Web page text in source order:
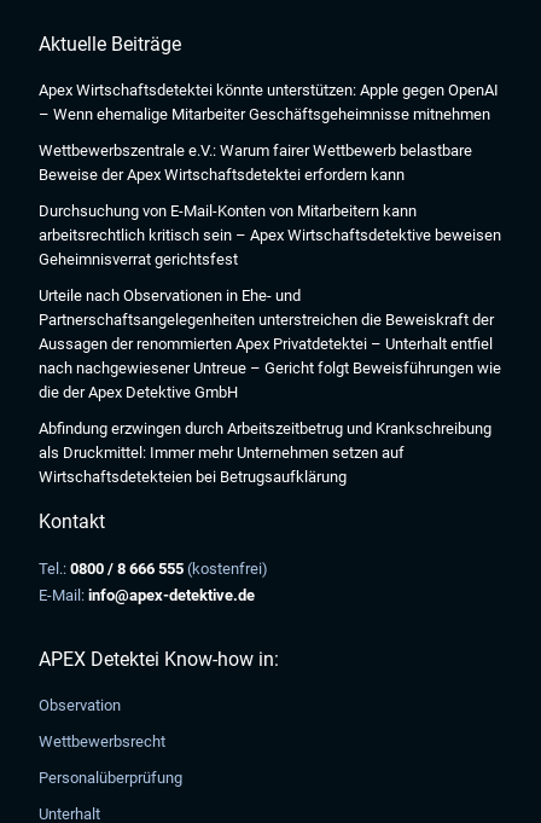
Aktuelle Beiträge
Apex Wirtschaftsdetektei könnte unterstützen: Apple gegen OpenAI
– Wenn ehemalige Mitarbeiter Geschäftsgeheimnisse mitnehmen
Wettbewerbszentrale e.V.: Warum fairer Wettbewerb belastbare
Beweise der Apex Wirtschaftsdetektei erfordern kann
Durchsuchung von E-Mail-Konten von Mitarbeitern kann
arbeitsrechtlich kritisch sein – Apex Wirtschaftsdetektive beweisen
Geheimnisverrat gerichtsfest
Urteile nach Observationen in Ehe- und
Partnerschaftsangelegenheiten unterstreichen die Beweiskraft der
Aussagen der renommierten Apex Privatdetektei – Unterhalt entfiel
nach nachgewiesener Untreue – Gericht folgt Beweisführungen wie
die der Apex Detektive GmbH
Abfindung erzwingen durch Arbeitszeitbetrug und Krankschreibung
als Druckmittel: Immer mehr Unternehmen setzen auf
Wirtschaftsdetekteien bei Betrugsaufklärung
Kontakt
Tel.:0800 / 8 666 555 (kostenfrei)
E-Mail:info@apex-detektive.de
APEX Detektei Know-how in:
Observation
Wettbewerbsrecht
Personalüberprüfung
Unterhalt